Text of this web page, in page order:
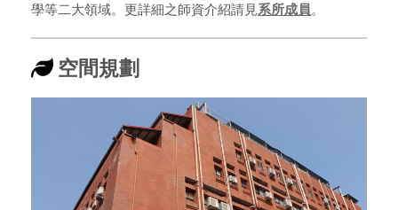
學等二大領域。更詳細之師資介紹請見系所成員。
空間規劃